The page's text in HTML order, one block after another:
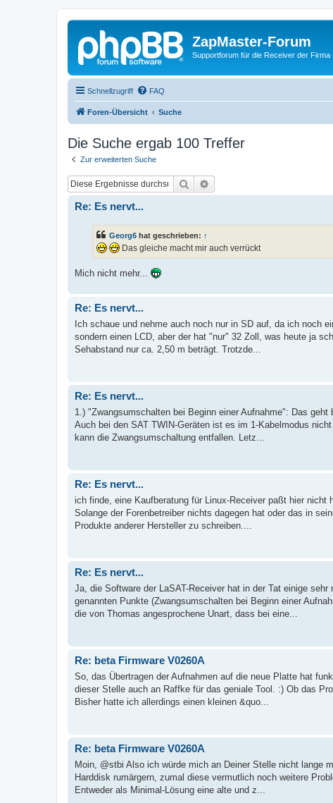
ZapMaster-Forum
Supportforum für die Receiver der Firma
Schnellzugriff FAQ
Foren-Übersicht Suche
Die Suche ergab 100 Treffer
Zur erweiterten Suche
Suche
Re: Es nervt...
Georg6 hat geschrieben: ↑
Das gleiche macht mir auch verrückt
Mich nicht mehr...
Re: Es nervt...
Ich schaue und nehme auch noch nur in SD auf, da ich noch
sondern einen LCD, aber der hat "nur" 32 Zoll, was heute ja
Sehabstand nur ca. 2,50 m beträgt. Trotzde...
Re: Es nervt...
1.) "Zwangsumschalten bei Beginn einer Aufnahme": Das
Auch bei den SAT TWIN-Geräten ist es im 1-Kabelmodus
kann die Zwangsumschaltung entfallen. Letz...
Re: Es nervt...
ich finde, eine Kaufberatung für Linux-Receiver paßt hier nicht
Solange der Forenbetreiber nichts dagegen hat oder das in
Produkte anderer Hersteller zu schreiben....
Re: Es nervt...
Ja, die Software der LaSAT-Receiver hat in der Tat einige
genannten Punkte (Zwangsumschalten bei Beginn einer
die von Thomas angesprochene Unart, dass bei eine...
Re: beta Firmware V0260A
So, das Übertragen der Aufnahmen auf die neue Platte hat
dieser Stelle auch an Raffke für das geniale Tool. :) Ob das
Bisher hatte ich allerdings einen kleinen &quo...
Re: beta Firmware V0260A
Moin, @stbi Also ich würde mich an Deiner Stelle nicht lange
Harddisk rumärgern, zumal diese vermutlich noch weitere
Entweder als Minimal-Lösung eine alte und z...